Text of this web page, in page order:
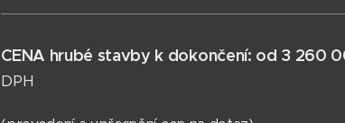
CENA hrubé stavby k dokončení: od 3 260
DPH